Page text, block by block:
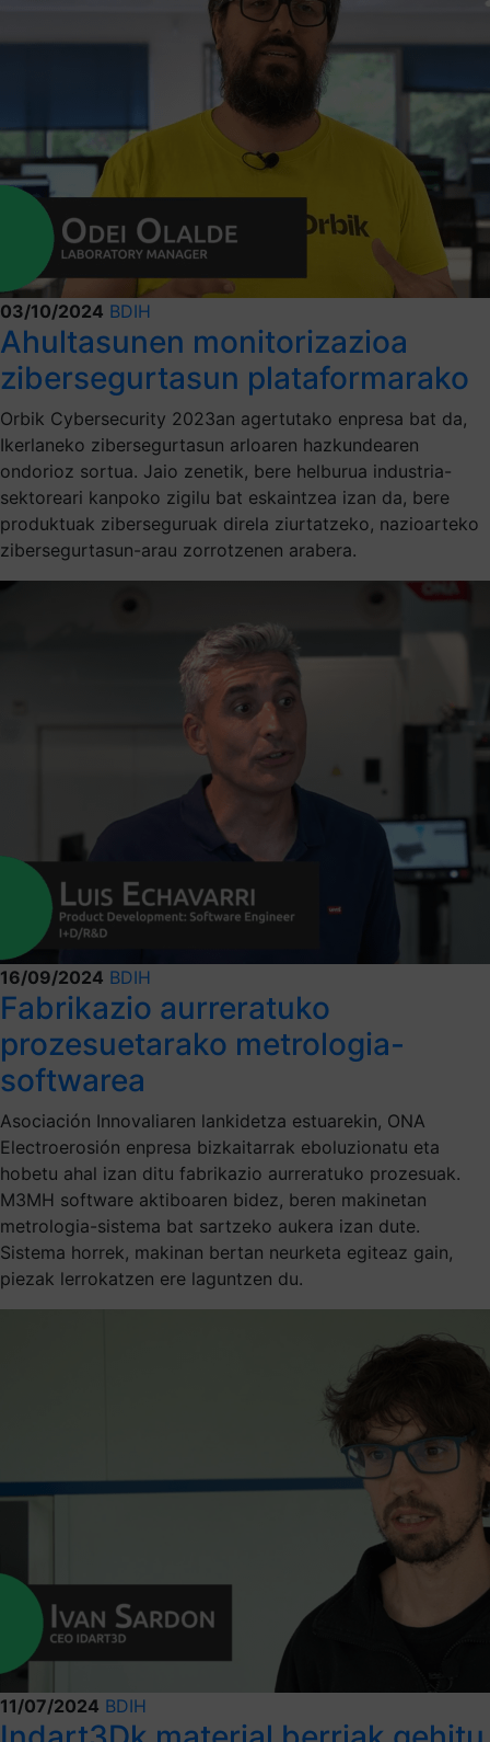
03/10/2024 BDIH
Ahultasunen monitorizazioa
zibersegurtasun plataformarako
Orbik Cybersecurity 2023an agertutako enpresa bat da,
Ikerlaneko zibersegurtasun arloaren hazkundearen
ondorioz sortua. Jaio zenetik, bere helburua industria-
sektoreari kanpoko zigilu bat eskaintzea izan da, bere
produktuak ziberseguruak direla ziurtatzeko, nazioarteko
zibersegurtasun-arau zorrotzenen arabera.
16/09/2024 BDIH
Fabrikazio aurreratuko
prozesuetarako metrologia-
softwarea
Asociación Innovaliaren lankidetza estuarekin, ONA
Electroerosión enpresa bizkaitarrak eboluzionatu eta
hobetu ahal izan ditu fabrikazio aurreratuko prozesuak.
M3MH software aktiboaren bidez, beren makinetan
metrologia-sistema bat sartzeko aukera izan dute.
Sistema horrek, makinan bertan neurketa egiteaz gain,
piezak lerrokatzen ere laguntzen du.
11/07/2024 BDIH